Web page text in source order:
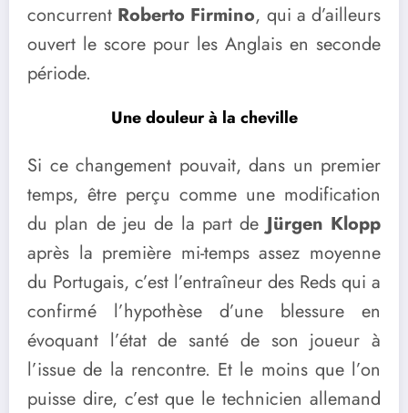
concurrent Roberto Firmino, qui a d’ailleurs
ouvert le score pour les Anglais en seconde
période.
Une douleur à la cheville
Si ce changement pouvait, dans un premier
temps, être perçu comme une modification
du plan de jeu de la part de Jürgen Klopp
après la première mi-temps assez moyenne
du Portugais, c’est l’entraîneur des Reds qui a
confirmé l’hypothèse d’une blessure en
évoquant l’état de santé de son joueur à
l’issue de la rencontre. Et le moins que l’on
puisse dire, c’est que le technicien allemand